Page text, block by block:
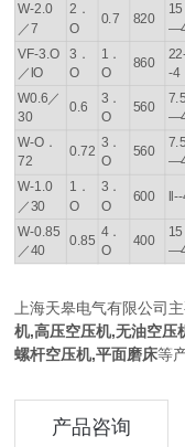
W-2.0
／7
2．
O
0.7 820
15
VF-3.O
／lO
3．
O
1．
O
860
-4
W0.6／
30
0.6
3．
O
560
7.5
W-O．
72
0.72
3．
O
560
7.5
W-1.0
／30
1．
O
3．
O
600
W-0.85
／40
0.85
4．
O
400
15
上海天皋电气有限公司
机,高压空压机,无油空压
螺杆空压机,平面磨床等
产品咨询